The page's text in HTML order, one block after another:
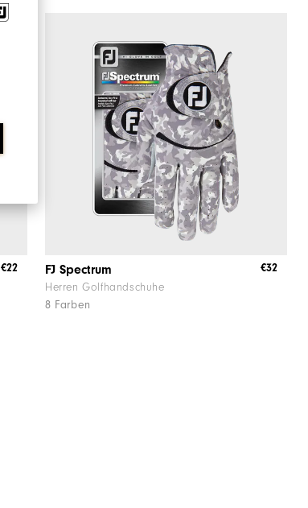
€22 FJ Spectrum
Herren Golfhandschuhe
8 Farben
€32